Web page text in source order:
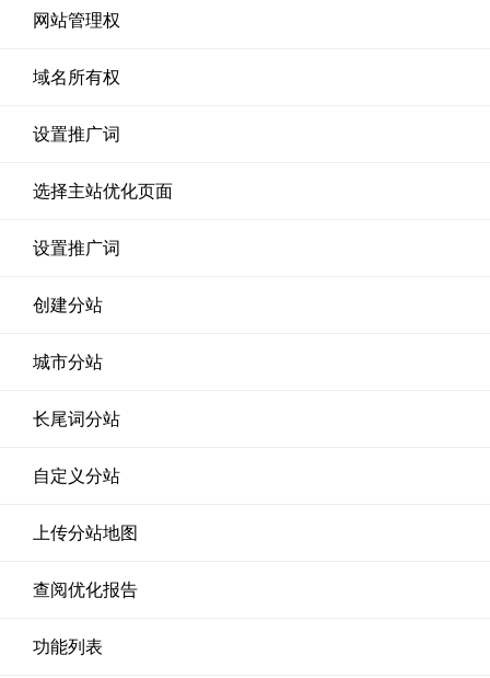
网站管理权
域名所有权
设置推广词
选择主站优化页面
设置推广词
创建分站
城市分站
长尾词分站
自定义分站
上传分站地图
查阅优化报告
功能列表